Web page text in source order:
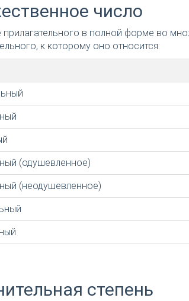
число
прилагательного в полной форме во
к которому оно относится:
(одушевленное)
(неодушевленное)
степень